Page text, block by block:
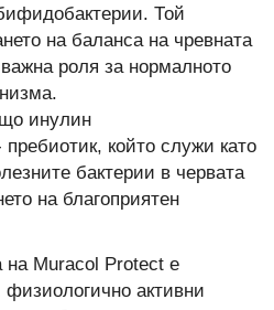
Той
на баланса на чревната
роля за нормалното
инулин
който служи като
бактерии в червата
на благоприятен
Muracol Protect е
активни